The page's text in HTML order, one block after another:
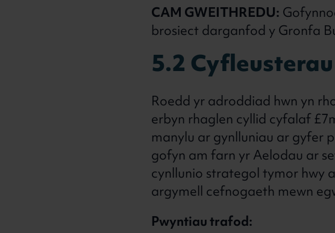
CAM GWEITHREDU:
brosiect darganfod y Gronfa
5.2
Roedd yr adroddiad hwn yn
erbyn rhaglen cyllid cyfalaf
manylu ar gynlluniau ar gyfer
gofyn am farn yr Aelodau ar
cynllunio strategol tymor hwy
argymell cefnogaeth mewn
Pwyntiau trafod: